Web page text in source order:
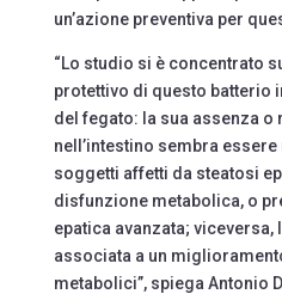
un’azione preventiva per
“Lo studio si è concentrato
protettivo di questo batterio
del fegato: la sua assenza
nell’intestino sembra
soggetti affetti da steatosi
disfunzione metabolica, o
epatica avanzata; viceversa,
associata a un
metabolici”, spiega Antonio